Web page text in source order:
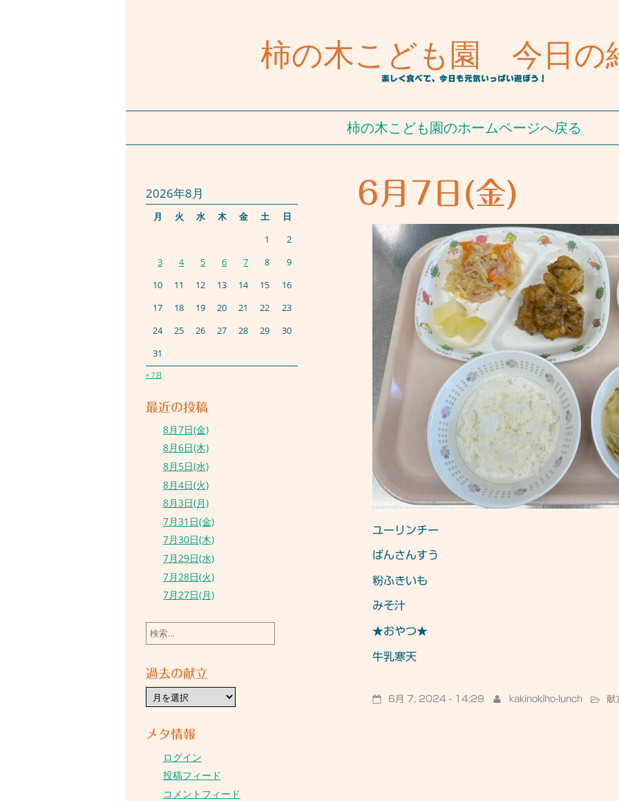
柿の木こども園 今日の
楽しく食べて、今日も元気いっぱい遊ぼう！
柿の木こども園のホームページへ戻る
6月7日(金)
ユーリンチー
ばんさんすう
粉ふきいも
みそ汁
★おやつ★
牛乳寒天
6月 7, 2024 - 14:29 kakinokiho-lunch 献
2026年8月
月 火 水 木 金 土
日
1
2
3
4 5 6 7 8
9
10
11 12 13 14 15
16
17
18 19 20 21 22
23
24
25 26 27 28 29
30
31
« 7月
最近の投稿
8月7日(金)
8月6日(木)
8月5日(水)
8月4日(火)
8月3日(月)
7月31日(金)
7月30日(木)
7月29日(水)
7月28日(火)
7月27日(月)
索:
過去の献立
過
立メタ情報
ログイン
投稿フィード
コメントフィード